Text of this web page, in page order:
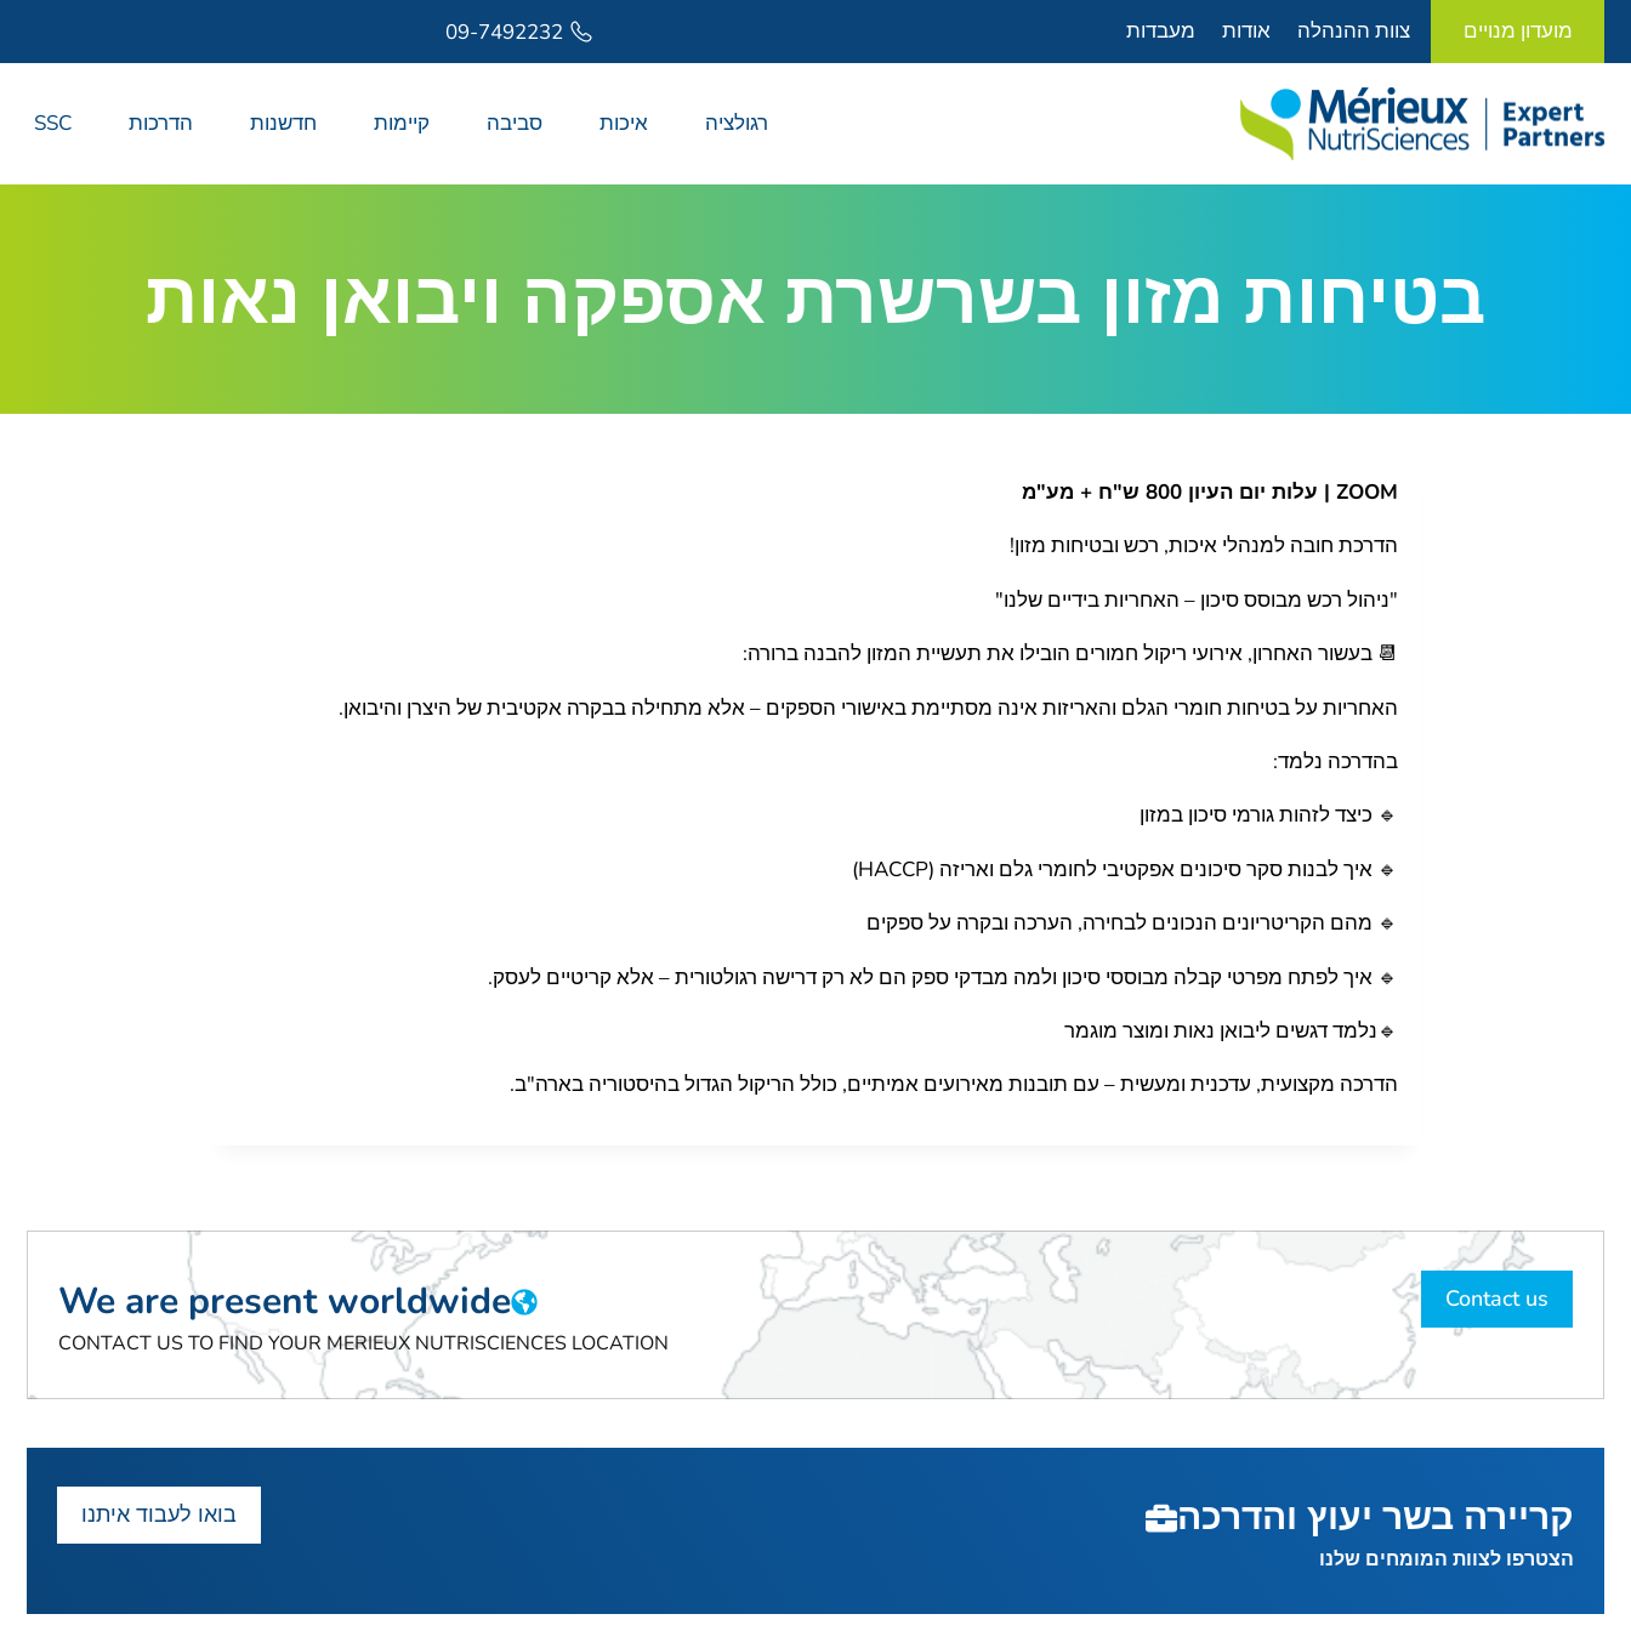
מועדון מנויים צוות ההנהלה אודות מעבדות 09-7492232
רגולציה איכות סביבה קיימות חדשנות הדרכות SSC
בטיחות מזון בשרשרת אספקה ויבואן נאות
ZOOM |
עלות יום העיון 800 ש"ח + מע"מ
הדרכת חובה למנהלי איכות, רכש ובטיחות מזון!
"ניהול רכש מבוסס סיכון – האחריות בידיים שלנו"
📆 בעשור האחרון, אירועי ריקול חמורים הובילו את תעשיית המזון להבנה ברורה:
האחריות על בטיחות חומרי הגלם והאריזות אינה מסתיימת באישורי הספקים – אלא מתחילה בבקרה אקטיבית של היצרן והיבואן.
בהדרכה נלמד:
🔹 כיצד לזהות גורמי סיכון במזון
🔹 איך לבנות סקר סיכונים אפקטיבי לחומרי גלם ואריזה (HACCP)
🔹 מהם הקריטריונים הנכונים לבחירה, הערכה ובקרה על ספקים
🔹 איך לפתח מפרטי קבלה מבוססי סיכון ולמה מבדקי ספק הם לא רק דרישה רגולטורית – אלא קריטיים לעסק.
🔹נלמד דגשים ליבואן נאות ומוצר מוגמר
הדרכה מקצועית, עדכנית ומעשית – עם תובנות מאירועים אמיתיים, כולל הריקול הגדול בהיסטוריה בארה"ב.
Contact us
We are present worldwide
CONTACT US TO FIND YOUR MERIEUX NUTRISCIENCES LOCATION
קריירה בשר יעוץ והדרכה
הצטרפו לצוות המומחים שלנו
בואו לעבוד איתנו